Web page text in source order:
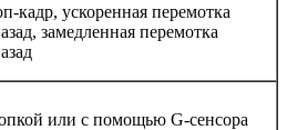
кадр, ускоренная перемотка
замедленная перемотка
или с помощью G-сенсора